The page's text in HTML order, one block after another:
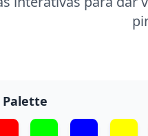
Palette